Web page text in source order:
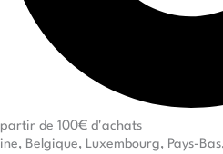
de 100€ d'achats
Belgique, Luxembourg, Pays-